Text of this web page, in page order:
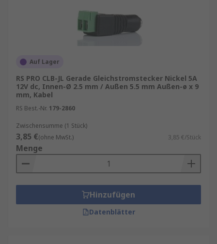
Auf Lager
RS PRO CLB-JL Gerade Gleichstromstecker Nickel 5A
12V dc, Innen-Ø 2.5 mm / Außen 5.5 mm Außen-ø x 9
mm, Kabel
RS Best.-Nr. 179-2860
Zwischensumme (1 Stück)
3,85 €(ohne MwSt.) 3,85 €/Stück
Menge
Hinzufügen
Datenblätter